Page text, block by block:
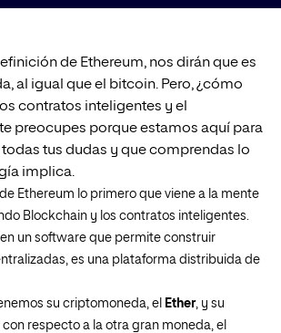
de Ethereum, nos dirán que es
al igual que el bitcoin. Pero, ¿cómo
contratos inteligentes y el
preocupes porque estamos aquí para
tus dudas y que comprendas lo
implica.
Ethereum lo primero que viene a la mente
Blockchain y los contratos inteligentes.
un software que permite construir
es una plataforma distribuida de
su criptomoneda, el
Ether, y su
respecto a la otra gran moneda, el